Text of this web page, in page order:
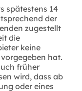
spätestens 14
der
zugestellt
die
keine
hat.
früher
wird, dass ab
oder eines